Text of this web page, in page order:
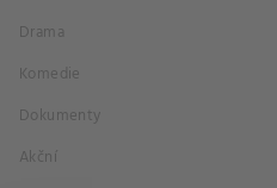
Drama
Komedie
Dokumenty
Akční